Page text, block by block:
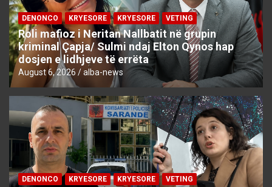
DENONCO KRYESORE KRYESORE VETING
Roli mafioz i Neritan Nallbatit në grupin
kriminal Çapja/ Sulmi ndaj Elton Qynos hap
dosjen e lidhjeve të errëta
August 6, 2026 alba-news
DENONCO KRYESORE KRYESORE VETING